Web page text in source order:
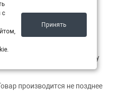
Товара в соответствии с
в магазине или
продавца по письменному
производится не позднее
с
Принять